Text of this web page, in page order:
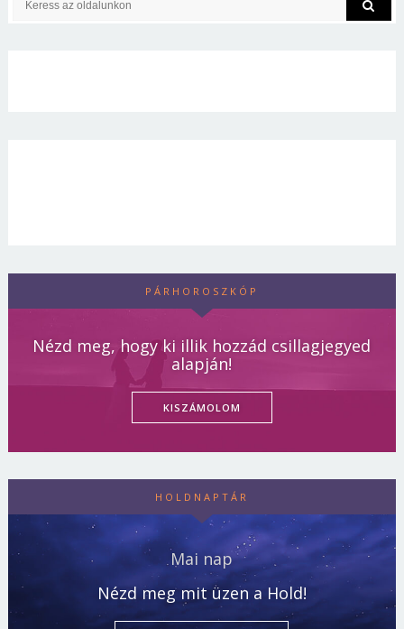
PÁRHOROSZKÓP
Nézd meg, hogy ki illik hozzád csillagjegyed
alapján!
KISZÁMOLOM
HOLDNAPTÁR
Mai nap
Nézd meg mit üzen a Hold!